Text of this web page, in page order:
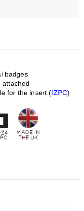
badges
attached
for the insert (IZPC)